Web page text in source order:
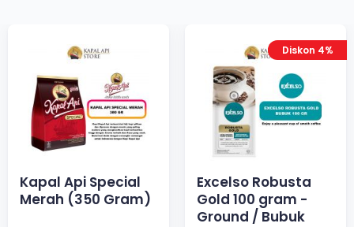
Kapal Api Special
Merah (350 Gram)
Diskon 4%
Excelso Robusta
Gold 100 gram -
Ground / Bubuk